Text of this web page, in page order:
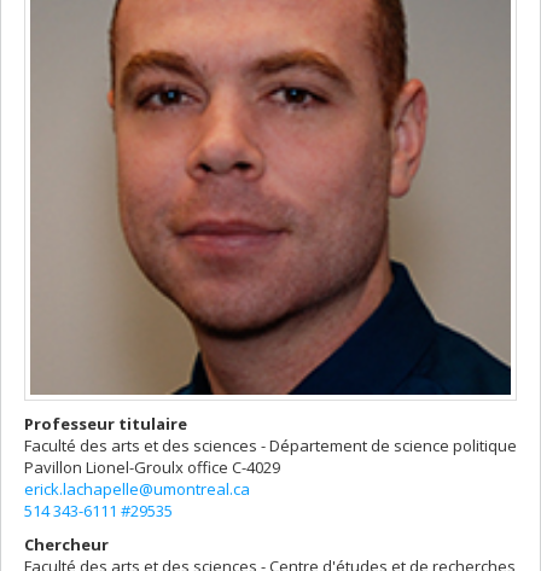
Professeur titulaire
Faculté des arts et des sciences - Département de science politique
Pavillon Lionel-Groulx office C-4029
erick.lachapelle@umontreal.ca
514 343-6111 #29535
Chercheur
Faculté des arts et des sciences - Centre d'études et de recherches